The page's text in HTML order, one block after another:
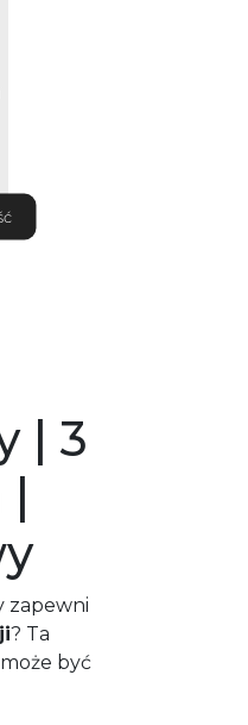
| 3
|
zapewni
? Ta
być